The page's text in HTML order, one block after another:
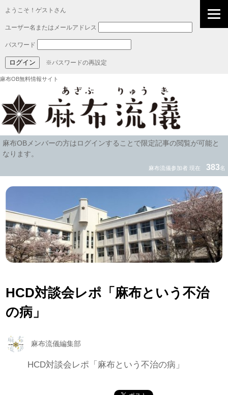
ようこそ！ゲストさん
ユーザー名またはメールアドレス
パスワード
※パスワードの再設定
麻布OB無料情報サイト
麻布OBメンバーの方はログインすることで限定記事の閲覧が可能と
なります。
麻布流儀参加者 現在 383名
HCD対談会レポ「麻布という不治
の病」
麻布流儀編集部
HCD対談会レポ「麻布という不治の病」